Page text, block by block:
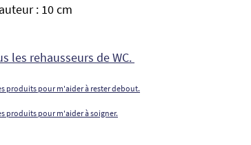
: 10 cm
les rehausseurs de WC.
produits pour m'aider à rester debout.
produits pour m'aider à soigner.